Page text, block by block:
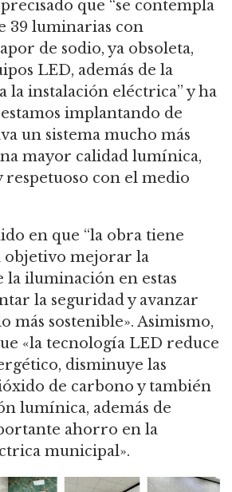
que “se contempla
39 luminarias con
de sodio, ya obsoleta,
LED, además de la
la instalación eléctrica” y ha
implantando de
un sistema mucho más
mayor calidad lumínica,
respetuoso con el medio
en que “la obra tiene
mejorar la
iluminación en estas
la seguridad y avanzar
más sostenible». Asimismo,
«la tecnología LED reduce
disminuye las
de carbono y también
lumínica, además de
ahorro en la
municipal».